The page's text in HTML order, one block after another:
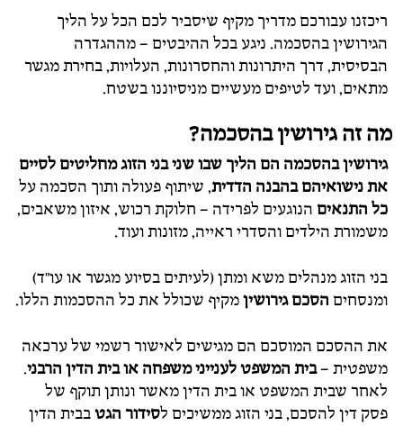
ריכזנו עבורכם מדריך מקיף שיסביר לכם הכל על הליך
הגירושין בהסכמה. ניגע בכל ההיבטים – מההגדרה
הבסיסית, דרך היתרונות והחסרונות, העלויות, בחירת מגשר
מתאים, ועד לטיפים מעשיים מניסיוננו בשטח.
מה זה גירושין בהסכמה?
גירושין בהסכמה הם הליך שבו שני בני הזוג מחליטים לסיים
את נישואיהם בהבנה הדדית, שיתוף פעולה ותוך הסכמה על
כל התנאים הנוגעים לפרידה – חלוקת רכוש, איזון משאבים,
משמורת הילדים והסדרי ראייה, מזונות ועוד.
בני הזוג מנהלים משא ומתן (לעיתים בסיוע מגשר או עו"ד)
ומנסחים הסכם גירושיןמקיף שכולל את כל ההסכמות הללו.
את ההסכם המוסכם הם מגישים לאישור רשמי של ערכאה
משפטית –בית המשפט לענייני משפחה או בית הדין הרבני.
לאחר שבית המשפט או בית הדין מאשר ונותן תוקף של
פסק דין להסכם, בני הזוג ממשיכים לסידור הגטבבית הדין